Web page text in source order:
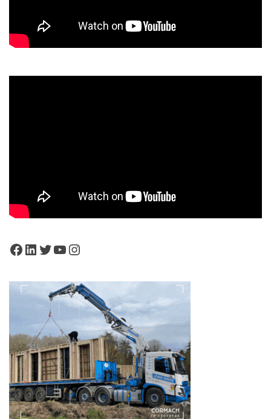
Facebook
LinkedIn
Twitter
YouTube
Instagram